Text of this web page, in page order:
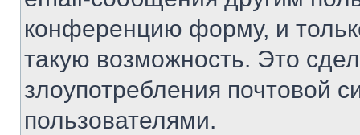
конференцию форму, и
такую возможность. Это
злоупотребления почтовой
пользователями.